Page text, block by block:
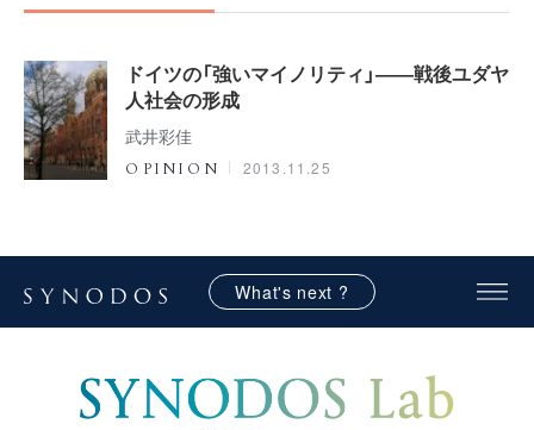
ドイツの「強いマイノリティ」――戦後ユダヤ
人社会の形成
武井彩佳
OPINION 2013.11.25
What's next ?